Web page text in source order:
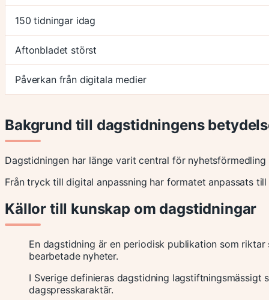
150 tidningar idag
Aftonbladet störst
Påverkan från digitala medier
Bakgrund till dagstidningens
Dagstidningen har länge varit central för
Från tryck till digital anpassning har formatet anpassats
Källor till kunskap om dagstidningar
En dagstidning är en periodisk publikation som
bearbetade nyheter.
I Sverige definieras dagstidning
dagspresskaraktär.